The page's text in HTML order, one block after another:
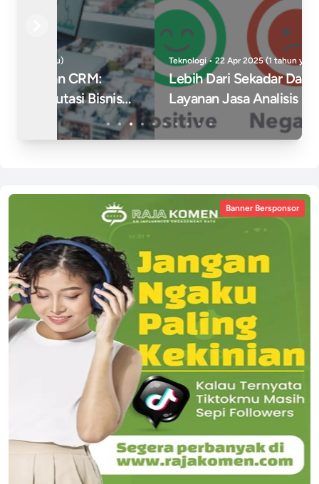
Teknologi • 22 Apr 2025 (1 tahun yang lalu)
Lebih Dari Sekadar Data: Kekuatan
Layanan Jasa Analisis Sentimen Untuk
Menentukan Arah Strategi Bisn...
Previous
Next
Banner Bersponsor